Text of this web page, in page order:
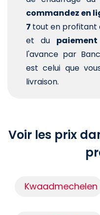
commandez en
7 tout en profitant
et du
l'avance par
est celui que
livraison.
Voir les prix
Kwaadmechelen